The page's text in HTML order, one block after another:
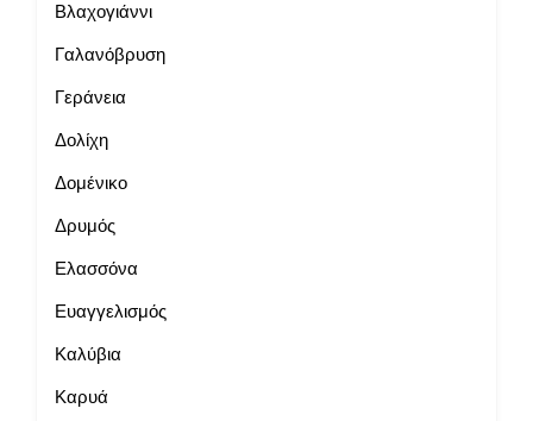
Βλαχογιάννι
Γαλανόβρυση
Γεράνεια
Δολίχη
Δομένικο
Δρυμός
Ελασσόνα
Ευαγγελισμός
Καλύβια
Καρυά